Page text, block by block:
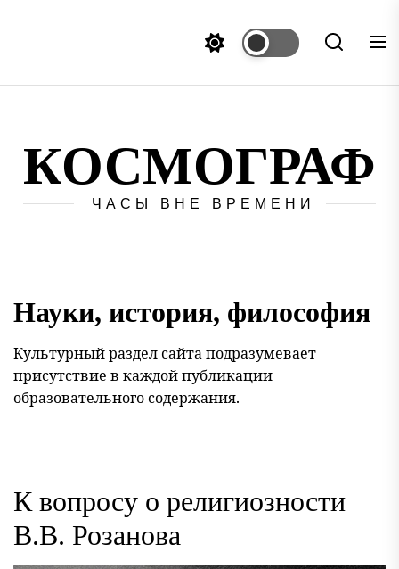
КОСМОГРАФ
ЧАСЫ ВНЕ ВРЕМЕНИ
Науки, история, философия
Культурный раздел сайта подразумевает
присутствие в каждой публикации
образовательного содержания.
К вопросу о религиозности
В.В. Розанова